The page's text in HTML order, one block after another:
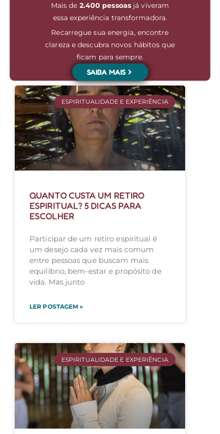
Mais de 2.400 pessoas já viveram
essa experiência transformadora.
Recarregue sua energia, encontre
clareza e descubra novos hábitos que
ficam para sempre.
SAIBA MAIS
ESPIRITUALIDADE E EXPERIÊNCIA
QUANTO CUSTA UM RETIRO
ESPIRITUAL? 5 DICAS PARA
ESCOLHER
Participar de um retiro espiritual é
um desejo cada vez mais comum
entre pessoas que buscam mais
equilíbrio, bem-estar e propósito de
vida. Mas junto
LER POSTAGEM »
ESPIRITUALIDADE E EXPERIÊNCIA